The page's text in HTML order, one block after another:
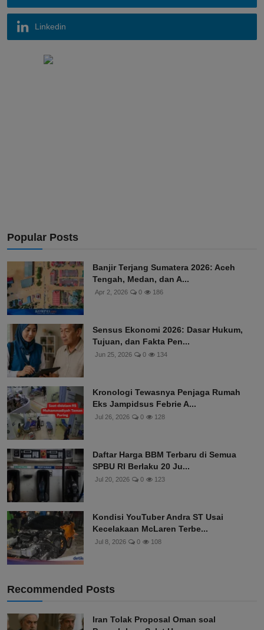
Linkedin
Popular Posts
Banjir Terjang Sumatera 2026: Aceh
Tengah, Medan, dan A...
Apr 2, 2026 0 186
Sensus Ekonomi 2026: Dasar Hukum,
Tujuan, dan Fakta Pen...
Jun 25, 2026 0 134
Kronologi Tewasnya Penjaga Rumah
Eks Jampidsus Febrie A...
Jul 26, 2026 0 128
Daftar Harga BBM Terbaru di Semua
SPBU RI Berlaku 20 Ju...
Jul 20, 2026 0 123
Kondisi YouTuber Andra ST Usai
Kecelakaan McLaren Terbe...
Jul 8, 2026 0 108
Recommended Posts
Iran Tolak Proposal Oman soal